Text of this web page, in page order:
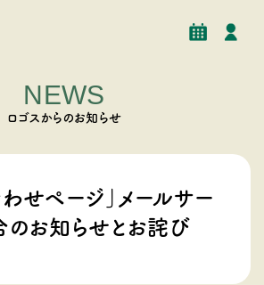
NEWS
ロゴスからのお知らせ
せページ」メールサー
のお知らせとお詫び